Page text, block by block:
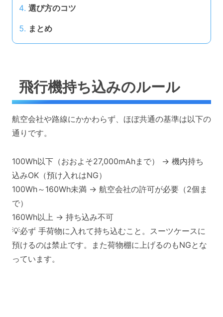
選び方のコツ
まとめ
飛行機持ち込みのルール
航空会社や路線にかかわらず、ほぼ共通の基準は以下の
通りです。
100Wh以下（おおよそ27,000mAhまで） → 機内持ち
込みOK（預け入れはNG）
100Wh～160Wh未満 → 航空会社の許可が必要（2個ま
で）
160Wh以上 → 持ち込み不可
💡必ず 手荷物に入れて持ち込むこと。スーツケースに
預けるのは禁止です。また荷物棚に上げるのもNGとな
っています。